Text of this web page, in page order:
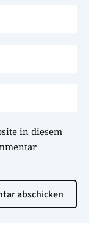
in diesem
abschicken